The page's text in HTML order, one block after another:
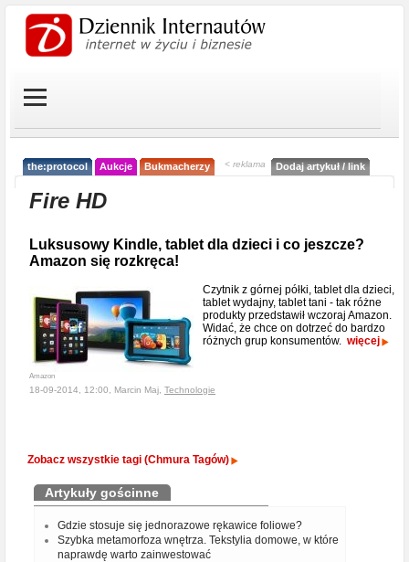
the:protocol Aukcje Bukmacherzy < reklama Dodaj artykuł / link
Fire HD
Luksusowy Kindle, tablet dla dzieci i co jeszcze?
Amazon się rozkręca!
Amazon
Czytnik z górnej półki, tablet dla dzieci,
tablet wydajny, tablet tani - tak różne
produkty przedstawił wczoraj Amazon.
Widać, że chce on dotrzeć do bardzo
różnych grup konsumentów. więcej
18-09-2014, 12:00, Marcin Maj, Technologie
Zobacz wszystkie tagi (Chmura Tagów)
Artykuły gościnne
Gdzie stosuje się jednorazowe rękawice foliowe?
Szybka metamorfoza wnętrza. Tekstylia domowe, w które
naprawdę warto zainwestować